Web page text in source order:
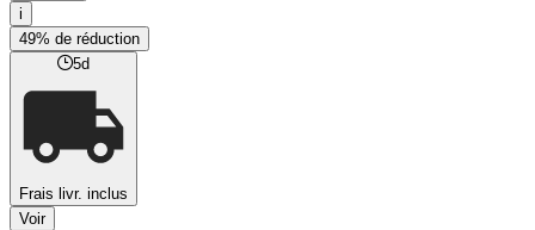
i
49% de réduction
5d
Frais livr. inclus
Voir